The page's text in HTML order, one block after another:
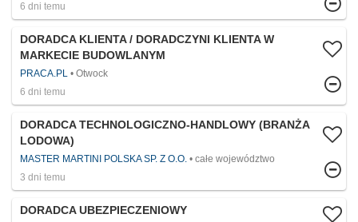
6 dni temu
DORADCA KLIENTA / DORADCZYNI KLIENTA W
MARKECIE BUDOWLANYM
PRACA.PL
Otwock
6 dni temu
DORADCA TECHNOLOGICZNO-HANDLOWY (BRANŻA
LODOWA)
MASTER MARTINI POLSKA SP. Z O.O.
całe województwo
3 dni temu
DORADCA UBEZPIECZENIOWY